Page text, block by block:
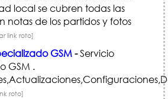
local se cubren todas las
notas de los partidos y fotos
link roto]
GSM-Servicio
GSM .
roto]